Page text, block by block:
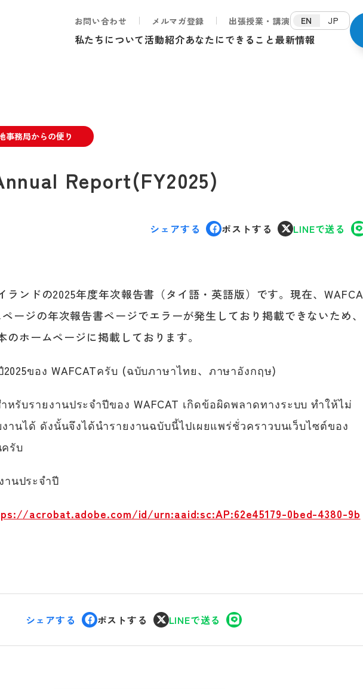
お問い合わせ メルマガ登録 出張授業・講演 EN JP
私たちについて活動紹介あなたにできること最新情報
事務局からの便り
Report(FY2025)
シェアする ポストする LINEで送る
ランドの2025年度年次報告書（タイ語・英語版）です。現在、WAFCA
ージの年次報告書ページでエラーが発生しており掲載できないため、
のホームページに掲載しております。
ของ WAFCATครับ (ฉบับภาษาไทย、 ภาษาอังกฤษ)
รับรายงานประจำปีของ WAFCAT เกิดข้อผิดพลาดทางระบบ ทำให้ไม่
านได้ ดังนั้นจึงได้นำรายงานฉบับนี้ไปเผยแพร่ชั่วคราวบนเว็บไซต์ของ
รับ
านประจำปี
acrobat.adobe.com/id/urn:aaid:sc:AP:62e45179-0bed-4380-9b
シェアする ポストする LINEで送る